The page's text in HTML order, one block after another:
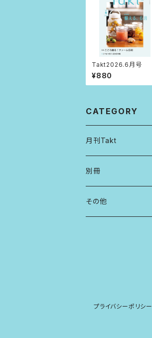
Takt2026.6月号
¥880
CATEGORY
月刊Takt
別冊
その他
プライバシーポリシー